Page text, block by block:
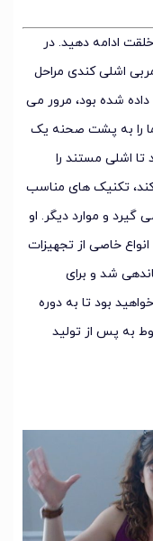
ادامه دهید. در
اشلی کندی مراحل
داده شده بود، مرور می
را به پشت صحنه یک
تا اشلی مستند را
کند، تکنیک های مناسب
گیرد و موارد دیگر. او
خاصی از تجهیزات
شد و برای
بود تا به دوره
به پس از تولید